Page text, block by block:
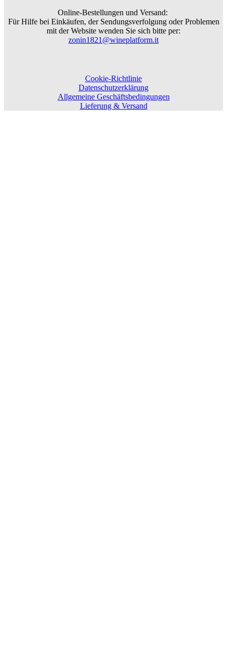
Online-Bestellungen und Versand:
Für Hilfe bei Einkäufen, der Sendungsverfolgung oder Problemen
mit der Website wenden Sie sich bitte per:
zonin1821@wineplatform.it
Cookie-Richtlinie
Datenschutzerklärung
Allgemeine Geschäftsbedingungen
Lieferung & Versand